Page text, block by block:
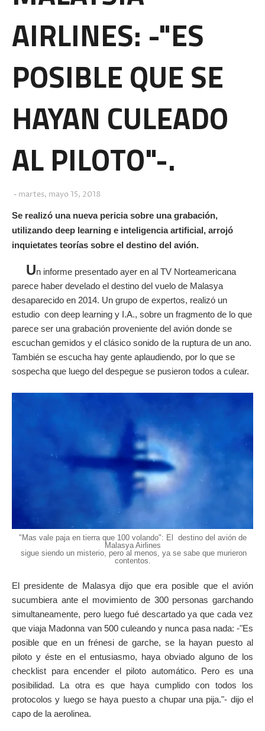
AIRLINES: -"ES
POSIBLE QUE SE
HAYAN CULEADO
AL PILOTO"-.
martes, mayo 15, 2018
Se realizó una nueva pericia sobre una grabación,
utilizando deep learning e inteligencia artificial, arrojó
inquietates teorías sobre el destino del avión.
Un informe presentado ayer en al TV Norteamericana
parece haber develado el destino del vuelo de Malasya
desaparecido en 2014. Un grupo de expertos, realizó un
estudio con deep learning y I.A., sobre un fragmento de lo que
parece ser una grabación proveniente del avión donde se
escuchan gemidos y el clásico sonido de la ruptura de un ano.
También se escucha hay gente aplaudiendo, por lo que se
sospecha que luego del despegue se pusieron todos a culear.
"Mas vale paja en tierra que 100 volando": El destino del avión de
Malasya Airlines
sigue siendo un misterio, pero al menos, ya se sabe que murieron
contentos.
El presidente de Malasya dijo que era posible que el avión
sucumbiera ante el movimiento de 300 personas garchando
simultaneamente, pero luego fué descartado ya que cada vez
que viaja Madonna van 500 culeando y nunca pasa nada: -"Es
posible que en un frénesi de garche, se la hayan puesto al
piloto y éste en el entusiasmo, haya obviado alguno de los
checklist para encender el piloto automático. Pero es una
posibilidad. La otra es que haya cumplido con todos los
protocolos y luego se haya puesto a chupar una pija."- dijo el
capo de la aerolinea.